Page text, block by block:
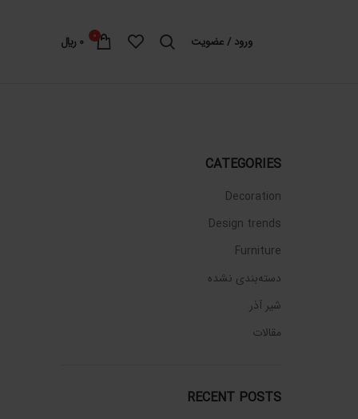
ورود / عضویت 0
0 ﷼
CATEGORIES
Decoration
Design trends
Furniture
دسته‌بندی نشده
شیر آذر
مقالات
RECENT POSTS